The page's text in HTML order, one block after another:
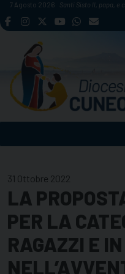
Skip
to
7 Agosto 2026 Santi Sisto II, papa, e
31 Ottobre 2022
LA
PER LA
RAGAZZI E